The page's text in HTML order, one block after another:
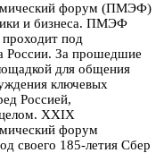
форум (ПМЭФ)
и бизнеса. ПМЭФ
под
России. За прошедшие
для общения
ключевых
Россией,
XXIX
форум
своего 185-летия Сбер